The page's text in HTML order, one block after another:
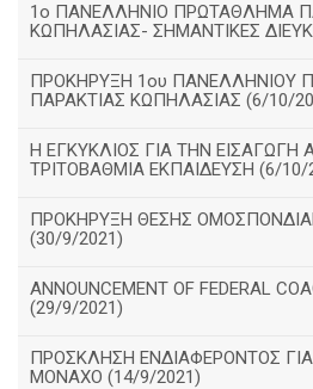
1ο ΠΑΝΕΛΛΗΝΙΟ ΠΡΩΤΑΘΛΗΜΑ
ΚΩΠΗΛΑΣΙΑΣ- ΣΗΜΑΝΤΙΚΕΣ
ΠΡΟΚΗΡΥΞΗ 1ου ΠΑΝΕΛΛΗΝΙΟΥ
ΠΑΡΑΚΤΙΑΣ ΚΩΠΗΛΑΣΙΑΣ (6/10/
Η ΕΓΚΥΚΛΙΟΣ ΓΙΑ ΤΗΝ ΕΙΣΑΓΩΓΗ
ΤΡΙΤΟΒΑΘΜΙΑ ΕΚΠΑΙΔΕΥΣΗ (6/10/
ΠΡΟΚΗΡΥΞΗ ΘΕΣΗΣ
(30/9/2021)
ANNOUNCEMENT OF FEDERAL
(29/9/2021)
ΠΡΟΣΚΛΗΣΗ ΕΝΔΙΑΦΕΡΟΝΤΟΣ ΓΙΑ
ΜΟΝΑΧΟ (14/9/2021)